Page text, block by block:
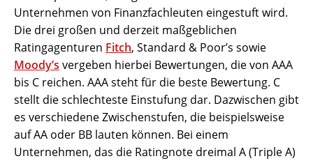
Unternehmen von Finanzfachleuten eingestuft wird.
Die drei großen und derzeit maßgeblichen
Ratingagenturen Fitch, Standard & Poor’s sowie
Moody’s vergeben hierbei Bewertungen, die von AAA
bis C reichen. AAA steht für die beste Bewertung. C
stellt die schlechteste Einstufung dar. Dazwischen gibt
es verschiedene Zwischenstufen, die beispielsweise
auf AA oder BB lauten können. Bei einem
Unternehmen, das die Ratingnote dreimal A (Triple A)